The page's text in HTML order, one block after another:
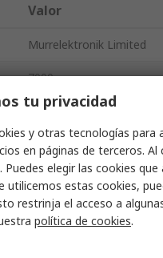
Valor
Murrelektronik Limited
7000
Cable de actuador de
Negro
Poliuretano
10m
tu privacidad
y otras tecnologías para
en páginas de terceros. Al
elegir las cookies que
utilicemos estas cookies,
restrinja el acceso a
política de cookies.